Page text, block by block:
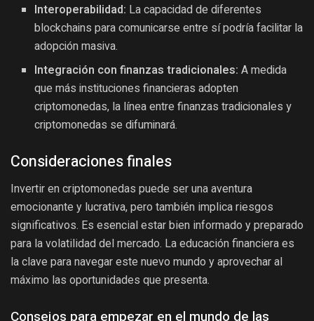
Interoperabilidad: La capacidad de diferentes
blockchains para comunicarse entre sí podría facilitar la
adopción masiva.
Integración con finanzas tradicionales: A medida
que más instituciones financieras adopten
criptomonedas, la línea entre finanzas tradicionales y
criptomonedas se difuminará.
Consideraciones finales
Invertir en criptomonedas puede ser una aventura
emocionante y lucrativa, pero también implica riesgos
significativos. Es esencial estar bien informado y preparado
para la volatilidad del mercado. La educación financiera es
la clave para navegar este nuevo mundo y aprovechar al
máximo las oportunidades que presenta.
Consejos para empezar en el mundo de las